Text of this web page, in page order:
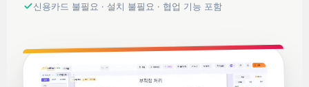
신용카드 불필요 · 설치 불필요 · 협업 기능 포함